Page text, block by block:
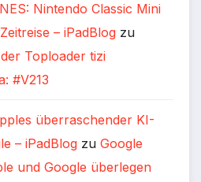
Nintendo Classic Mini
– iPadBlog zu
Toploader tizi
#V213
überraschender KI-
– iPadBlog zu Google
und Google überlegen